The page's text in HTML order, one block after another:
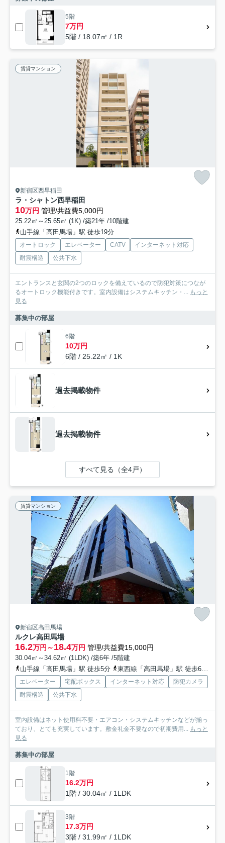
5階
7万円
5階 / 18.07㎡ / 1R
賃貸マンション
新宿区西早稲田
ラ・シャトン西早稲田
10万円 管理/共益費5,000円
25.22㎡～25.65㎡ (1K) /築21年 /10階建
山手線「高田馬場」駅 徒歩19分
オートロック エレベーター CATV
インターネット対応
耐震構造
公共下水
エントランスと玄関の2つのロックを備えているので防犯対策につなが
るオートロック機能付きです。室内設備はシステムキッチン・...
もっと
見る
募集中の部屋
6階
10万円
6階 / 25.22㎡ / 1K
過去掲載物件
過去掲載物件
すべて見る（全4戸）
賃貸マンション
新宿区高田馬場
ルクレ高田馬場
16.2万円～18.4万円 管理/共益費15,000円
30.04㎡～34.62㎡ (1LDK) /築6年 /5階建
山手線「高田馬場」駅 徒歩5分
東西線「高田馬場」駅 徒歩6分
エレベーター 宅配ボックス インターネット対応
防犯カメラ
耐震構造
公共下水
室内設備はネット使用料不要・エアコン・システムキッチンなどが揃っ
ており、とても充実しています。敷金礼金不要なので初期費用...
もっと
見る
募集中の部屋
1階
16.2万円
1階 / 30.04㎡ / 1LDK
3階
17.3万円
3階 / 31.99㎡ / 1LDK